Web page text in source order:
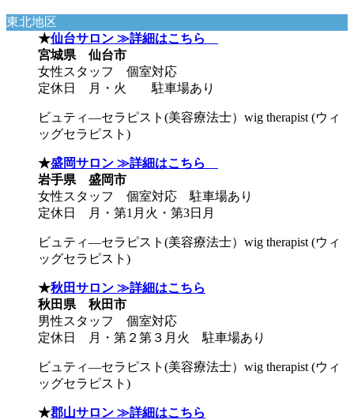
東北地区
★仙台サロン ≫詳細はこちら
宮城県 仙台市
女性スタッフ 個室対応
定休日 月・火 駐車場あり
ビュティ―セラピスト(美容療法士）wig therapist (ウィ
ッグセラピスト)
★盛岡サロン ≫詳細はこちら
岩手県 盛岡市
女性スタッフ 個室対応 駐車場あり
定休日 月・第1月火・第3日月
ビュティ―セラピスト(美容療法士）wig therapist (ウィ
ッグセラピスト)
★秋田サロン ≫詳細はこちら
秋田県 秋田市
男性スタッフ 個室対応
定休日 月・第２第３月火 駐車場あり
ビュティ―セラピスト(美容療法士）wig therapist (ウィ
ッグセラピスト)
★郡山サロン ≫詳細はこちら